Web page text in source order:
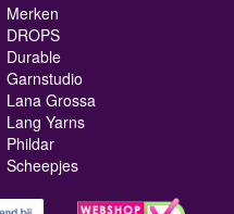
Merken
DROPS
Durable
Garnstudio
Lana Grossa
Lang Yarns
Phildar
Scheepjes